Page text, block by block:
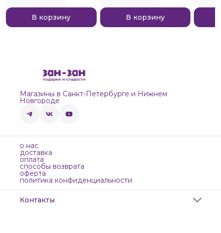
В корзину В корзину
Магазины в Санкт-Петербурге и Нижнем
Новгороде
о нас
доставка
оплата
способы возврата
оферта
политика конфиденциальности
Контакты